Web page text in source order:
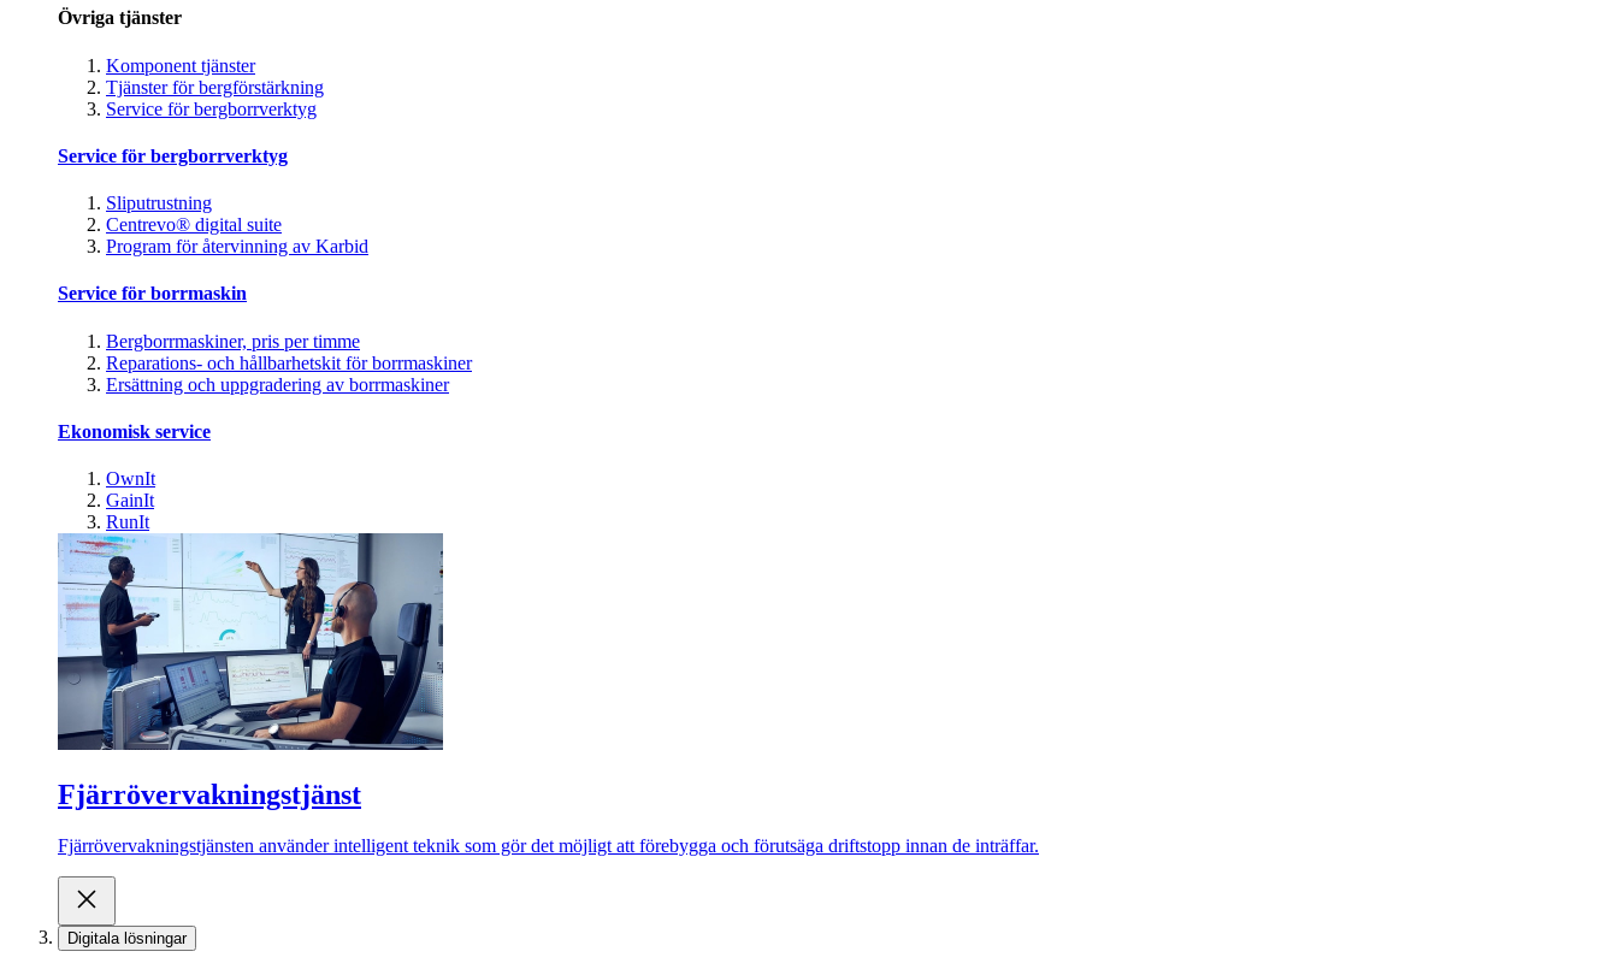
Övriga tjänster
Komponent tjänster
Tjänster för bergförstärkning
Service för bergborrverktyg
Service för bergborrverktyg
Sliputrustning
Centrevo® digital suite
Program för återvinning av Karbid
Service för borrmaskin
Bergborrmaskiner, pris per timme
Reparations- och hållbarhetskit för borrmaskiner
Ersättning och uppgradering av borrmaskiner
Ekonomisk service
OwnIt
GainIt
RunIt
Fjärrövervakningstjänst
Fjärrövervakningstjänsten använder intelligent teknik som gör det möjligt att förebygga och förutsäga driftstopp innan de inträffar.
Digitala lösningar